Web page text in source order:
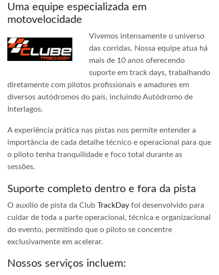
Uma equipe especializada em
motovelocidade
Vivemos intensamente o universo
das corridas. Nossa equipe atua há
mais de 10 anos oferecendo
suporte em track days, trabalhando
diretamente com pilotos profissionais e amadores em
diversos autódromos do país, incluindo Autódromo de
Interlagos.
A experiência prática nas pistas nos permite entender a
importância de cada detalhe técnico e operacional para que
o piloto tenha tranquilidade e foco total durante as
sessões.
Suporte completo dentro e fora da pista
O auxílio de pista da Club TrackDay foi desenvolvido para
cuidar de toda a parte operacional, técnica e organizacional
do evento, permitindo que o piloto se concentre
exclusivamente em acelerar.
Nossos serviços incluem: